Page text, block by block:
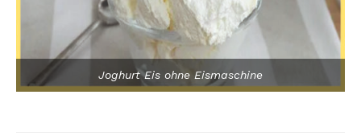
Joghurt Eis ohne Eismaschine